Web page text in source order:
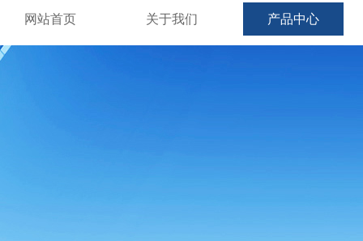
网站首页 关于我们 产品中心